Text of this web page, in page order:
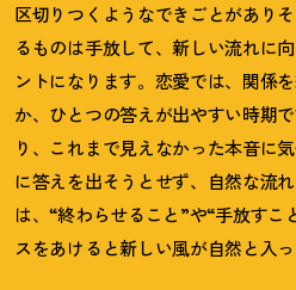
区切りつくようなできごとがあり
るものは手放して、新しい流れに
ントになります。恋愛では、関係
か、ひとつの答えが出やすい時期
り、これまで見えなかった本音に
に答えを出そうとせず、自然な流
は、“終わらせること”や“手放すこ
スをあけると新しい風が自然と入っ